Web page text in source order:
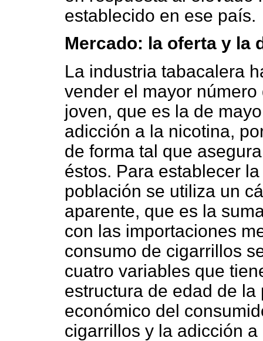
establecido en ese país.
Mercado: la oferta y la
La industria tabacalera
vender el mayor
joven, que es la de
adicción a la nicotina,
de forma tal que
éstos. Para establecer
población se utiliza un
aparente, que es la
con las importaciones
consumo de cigarrillos
cuatro variables que
estructura de edad de
económico del
cigarrillos y la adicción